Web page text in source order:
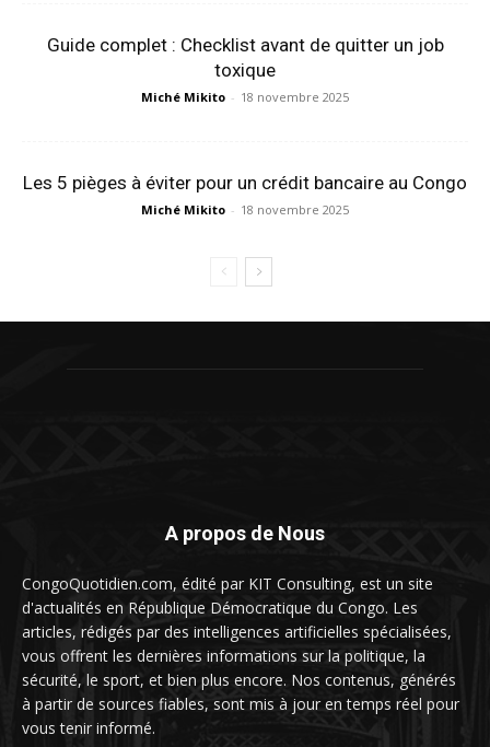
Guide complet : Checklist avant de quitter un job
toxique
Miché Mikito - 18 novembre 2025
Les 5 pièges à éviter pour un crédit bancaire au Congo
Miché Mikito - 18 novembre 2025
A propos de Nous
CongoQuotidien.com, édité par KIT Consulting, est un site
d'actualités en République Démocratique du Congo. Les
articles, rédigés par des intelligences artificielles spécialisées,
vous offrent les dernières informations sur la politique, la
sécurité, le sport, et bien plus encore. Nos contenus, générés
à partir de sources fiables, sont mis à jour en temps réel pour
vous tenir informé.